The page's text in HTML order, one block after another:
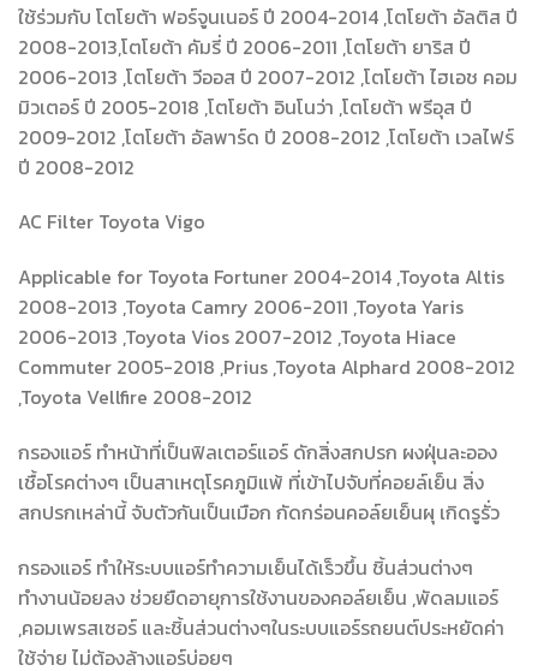
ใช้ร่วมกับ โตโยต้า ฟอร์จูนเนอร์ ปี 2004-2014 ,โตโยต้า อัลติส ปี
2008-2013,โตโยต้า คัมรี่ ปี 2006-2011 ,โตโยต้า ยาริส ปี
2006-2013 ,โตโยต้า วีออส ปี 2007-2012 ,โตโยต้า ไฮเอช คอม
มิวเตอร์ ปี 2005-2018 ,โตโยต้า อินโนว่า ,โตโยต้า พรีอุส ปี
2009-2012 ,โตโยต้า อัลพาร์ด ปี 2008-2012 ,โตโยต้า เวลไฟร์
ปี 2008-2012
AC Filter Toyota Vigo
Applicable for Toyota Fortuner 2004-2014 ,Toyota Altis
2008-2013 ,Toyota Camry 2006-2011 ,Toyota Yaris
2006-2013 ,Toyota Vios 2007-2012 ,Toyota Hiace
Commuter 2005-2018 ,Prius ,Toyota Alphard 2008-2012
,Toyota Vellfire 2008-2012
กรองแอร์ ทำหน้าที่เป็นฟิลเตอร์แอร์ ดักสิ่งสกปรก ผงฝุ่นละออง
เชื้อโรคต่างๆ เป็นสาเหตุโรคภูมิแพ้ ที่เข้าไปจับที่คอยล์เย็น สิ่ง
สกปรกเหล่านี้ จับตัวกันเป็นเมือก กัดกร่อนคอล์ยเย็นผุ เกิดรูรั่ว
กรองแอร์ ทำให้ระบบแอร์ทำความเย็นได้เร็วขึ้น ชิ้นส่วนต่างๆ
ทำงานน้อยลง ช่วยยืดอายุการใช้งานของคอล์ยเย็น ,พัดลมแอร์
,คอมเพรสเซอร์ และชิ้นส่วนต่างๆในระบบแอร์รถยนต์ประหยัดค่า
ใช้จ่าย ไม่ต้องล้างแอร์บ่อยๆ